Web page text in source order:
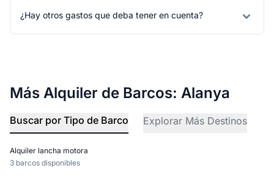
¿Hay otros gastos que deba tener en cuenta?
Más Alquiler de Barcos: Alanya
Buscar por Tipo de Barco Explorar Más Destinos
Alquiler lancha motora
3 barcos disponibles